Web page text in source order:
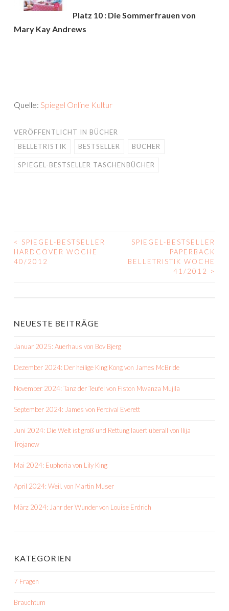
Platz 10 : Die Sommerfrauen von
Mary Kay Andrews
Quelle: Spiegel Online Kultur
VERÖFFENTLICHT IN BÜCHER
BELLETRISTIK
BESTSELLER BÜCHER
SPIEGEL-BESTSELLER TASCHENBÜCHER
BEITRAGS-
NAVIGATION
<
SPIEGEL-BESTSELLER
HARDCOVER WOCHE
40/2012
SPIEGEL-BESTSELLER
PAPERBACK
BELLETRISTIK WOCHE
41/2012
>
NEUESTE BEITRÄGE
Januar 2025: Auerhaus von Bov Bjerg
Dezember 2024: Der heilige King Kong von James McBride
November 2024: Tanz der Teufel von Fiston Mwanza Mujila
September 2024: James von Percival Everett
Juni 2024: Die Welt ist groß und Rettung lauert überall von Ilija
Trojanow
Mai 2024: Euphoria von Lily King
April 2024: Weil. von Martin Muser
März 2024: Jahr der Wunder von Louise Erdrich
KATEGORIEN
7 Fragen
Brauchtum